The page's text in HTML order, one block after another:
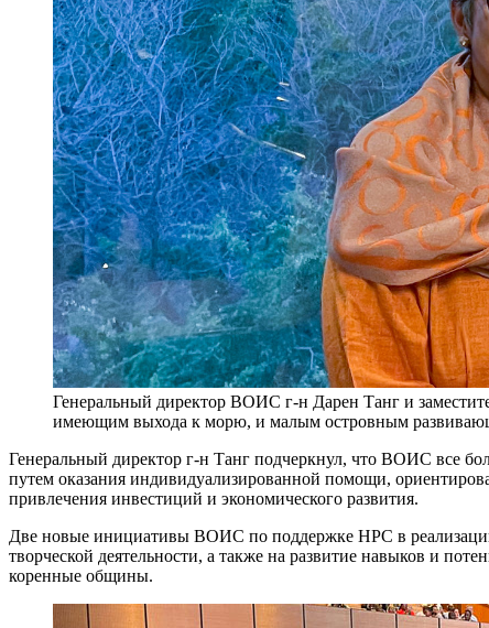
Генеральный директор ВОИС г-н Дарен Танг и
имеющим выхода к морю, и малым островным
Генеральный директор г-н Танг подчеркнул, что ВОИС все
путем оказания индивидуализированной помощи,
привлечения инвестиций и экономического развития.
Две новые инициативы ВОИС по поддержке НРС в
творческой деятельности, а также на развитие навыков и
коренные общины.